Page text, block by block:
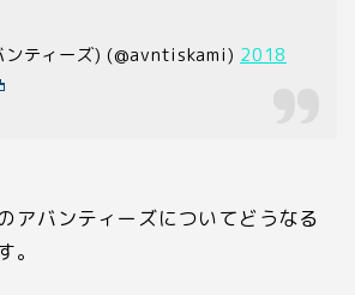
ティーズ) (@avntiskami) 2018
アバンティーズについてどうなる
。